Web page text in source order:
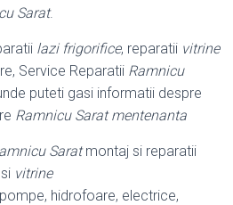
Sarat.
lazi frigorifice, reparatii vitrine
Service Reparatii Ramnicu
puteti gasi informatii despre
Ramnicu Sarat mentenanta
Saratmontaj si reparatii
vitrine
hidrofoare, electrice,